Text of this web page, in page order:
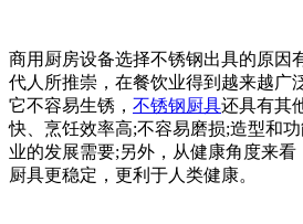
商用厨房设备选择不锈钢出具的原因
代人所推崇，在餐饮业得到越来越广
它不容易生锈， 不锈钢厨具还具有其
快、烹饪效率高;不容易磨损;造型和
业的发展需要;另外，从健康角度来
厨具更稳定，更利于人类健康。